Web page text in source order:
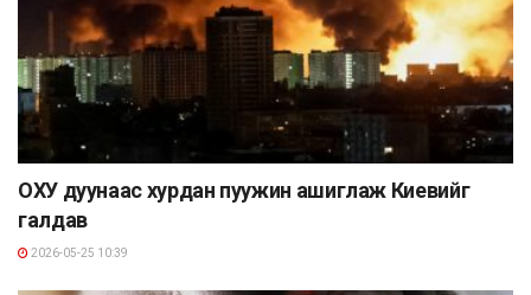
ОХУ дуунаас хурдан пуужин ашиглаж Киевийг
галдав
2026-05-25 10:39